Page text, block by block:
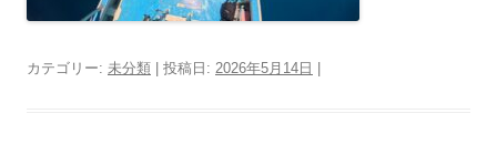
カテゴリー: 未分類 | 投稿日: 2026年5月14日